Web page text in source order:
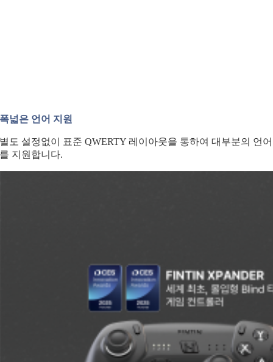
폭넓은 언어 지원
별도 설정없이 표준 QWERTY 레이아웃을 통하여 대부분의 언어
를 지원합니다.